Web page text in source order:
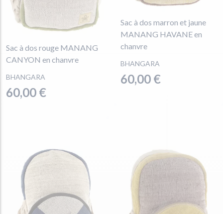
Sac à dos rouge MANANG
CANYON en chanvre
BHANGARA
60,00 €
Sac à dos marron et jaune
MANANG HAVANE en
chanvre
BHANGARA
60,00 €